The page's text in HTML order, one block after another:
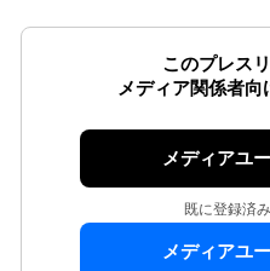
このプレス
メディア関係者向
メディアユ
既に登録済
メディアユ